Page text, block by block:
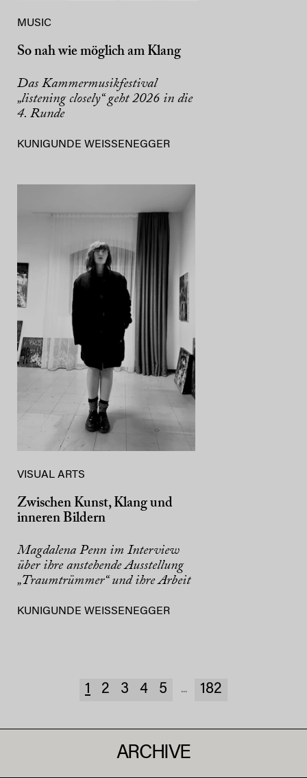
MUSIC
So nah wie möglich am Klang
Das Kammermusikfestival
„listening closely“ geht 2026 in die
4. Runde
KUNIGUNDE WEISSENEGGER
VISUAL ARTS
Zwischen Kunst, Klang und
inneren Bildern
Magdalena Penn im Interview
über ihre anstehende Ausstellung
„Traumtrümmer“ und ihre Arbeit
KUNIGUNDE WEISSENEGGER
1 2 3 4 5 ... 182
ARCHIVE